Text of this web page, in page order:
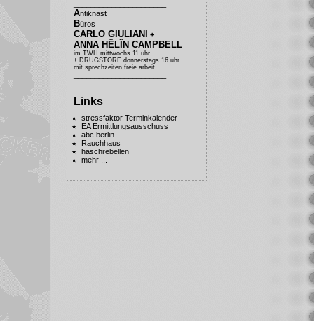
Antiknast
Büros
CARLO GIULIANI +
ANNA HÊLÎN CAMPBELL
im TWH mittwochs 11 uhr
+ DRUGSTORE donnerstags 16 uhr
mit sprechzeiten freie arbeit
Links
stressfaktor Terminkalender
EA Ermittlungsausschuss
abc berlin
Rauchhaus
haschrebellen
mehr ...